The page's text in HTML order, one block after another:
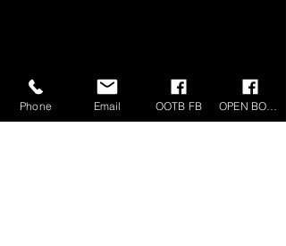
Phone Email OOTB FB